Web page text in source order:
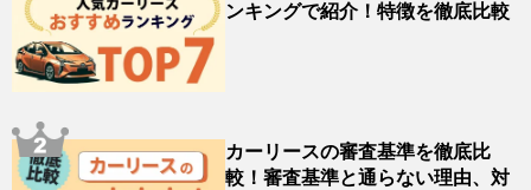
ンキングで紹介！特徴を徹底比較
カーリースの審査基準を徹底比
較！審査基準と通らない理由、対